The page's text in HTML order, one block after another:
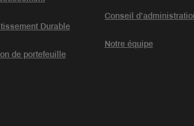
Durable
de portefeuille
Conseil
Notre équipe